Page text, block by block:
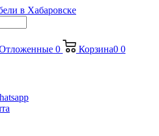
0 Корзина0 0